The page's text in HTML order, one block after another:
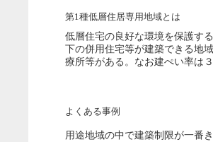
第1種低層住居専用地域とは
低層住宅の良好な環境を保護す
下の併用住宅等が建築できる地
療所等がある。なお建ぺい率は
よくある事例
用途地域の中で建築制限が一番